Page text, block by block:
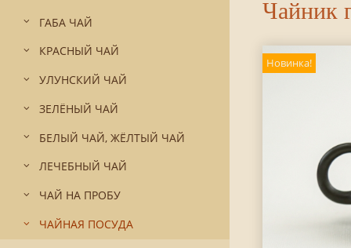
ГАБА ЧАЙ
КРАСНЫЙ ЧАЙ
УЛУНСКИЙ ЧАЙ
ЗЕЛЁНЫЙ ЧАЙ
БЕЛЫЙ ЧАЙ, ЖЁЛТЫЙ ЧАЙ
ЛЕЧЕБНЫЙ ЧАЙ
ЧАЙ НА ПРОБУ
ЧАЙНАЯ ПОСУДА
Чайник
Новинка!